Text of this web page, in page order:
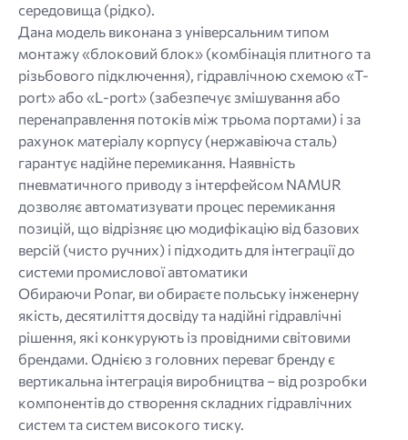
середовища (рідко).
Дана модель виконана з універсальним типом
монтажу «блоковий блок» (комбінація плитного та
різьбового підключення), гідравлічною схемою «T-
port» або «L-port» (забезпечує змішування або
перенаправлення потоків між трьома портами) і за
рахунок матеріалу корпусу (нержавіюча сталь)
гарантує надійне перемикання. Наявність
пневматичного приводу з інтерфейсом NAMUR
дозволяє автоматизувати процес перемикання
позицій, що відрізняє цю модифікацію від базових
версій (чисто ручних) і підходить для інтеграції до
системи промислової автоматики
Обираючи Ponar, ви обираєте польську інженерну
якість, десятиліття досвіду та надійні гідравлічні
рішення, які конкурують із провідними світовими
брендами. Однією з головних переваг бренду є
вертикальна інтеграція виробництва – від розробки
компонентів до створення складних гідравлічних
систем та систем високого тиску.